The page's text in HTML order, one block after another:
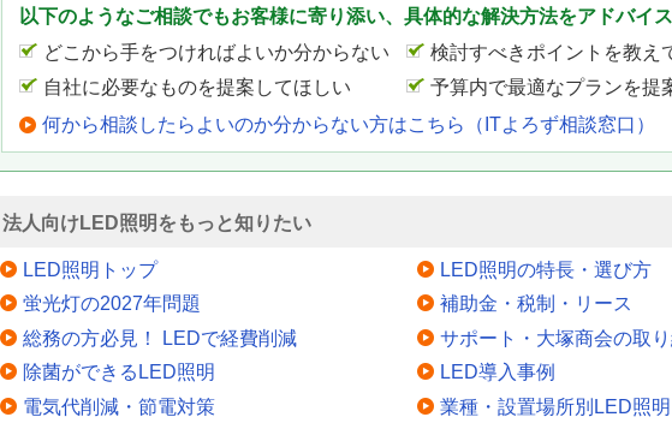
以下のようなご相談でもお客様に寄り添い、具体的な解決方法をアドバイ
どこから手をつければよいか分からない
検討すべきポイントを教え
自社に必要なものを提案してほしい
予算内で最適なプランを提
何から相談したらよいのか分からない方はこちら（ITよろず相談窓口）
法人向けLED照明をもっと知りたい
LED照明トップ
蛍光灯の2027年問題
総務の方必見！ LEDで経費削減
除菌ができるLED照明
電気代削減・節電対策
LED照明の特長・選び方
補助金・税制・リース
サポート・大塚商会の取
LED導入事例
業種・設置場所別LED照明